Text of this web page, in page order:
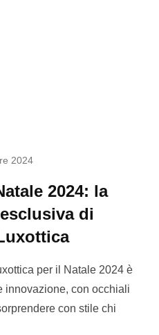
2024
2024: la
di
per il Natale 2024 è
innovazione, con occhiali
con stile chi